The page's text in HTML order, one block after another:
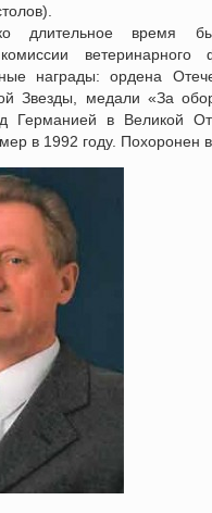
длительное время
ветеринарного
награды: ордена
Звезды, медали «За
Германией в Великой
в 1992 году. Похоронен в